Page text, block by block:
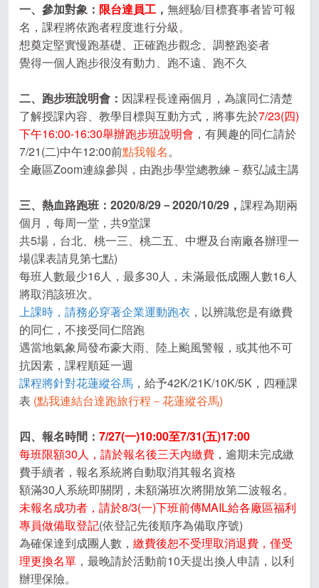
一、參加對象： 限台達員工 ， 無經驗/目標賽事者皆可報
名，課程將依跑者程度進行分級。
想奠定堅實慢跑基礎、正確跑步觀念、調整跑姿者
覺得一個人跑步很沒有動力、跑不遠、跑不久
二、跑步班說明會： 因課程長達兩個月，為讓同仁清楚
了解授課內容、教學目標與互動方式，將事先於7/23(四)
下午16:00-16:30舉辦跑步班說明會 ，有興趣的同仁請於
7/21(二)中午12:00前點我報名。
全廠區Zoom連線參與，由跑步學堂總教練－蔡弘誠主講
三、熱血路跑班：2020/8/29－2020/10/29， 課程為期兩
個月，每周一堂，共9堂課
共5場，台北、桃一三、桃二五、中壢及台南廠各辦理一
場(課表請見第七點)
每班人數最少16人，最多30人，未滿最低成團人數16人
將取消該班次。
上課時，請務必穿著企業運動跑衣 ，以辨識您是有繳費
的同仁，不接受同仁陪跑
遇當地氣象局發布豪大雨、陸上颱風警報，或其他不可
抗因素，課程順延一週
課程將針對花蓮縱谷馬 ，給予42K/21K/10K/5K，四種課
表 (點我連結台達跑旅行程－花蓮縱谷馬)
四、報名時間： 7/27(一)10:00至7/31(五)17:00
每班限額30人，請於報名後三天內繳費 ，逾期未完成繳
費手續者，報名系統將自動取消其報名資格
額滿30人系統即關閉，未額滿班次將開放第二波報名。
未報名成功者，請於8/3(一)下班前傳MAIL給各廠區福利
專員做備取登記(依登記先後順序為備取序號)
為確保達到成團人數， 繳費後恕不受理取消退費，僅受
理更換名單 ，最晚請於活動前10天提出換人申請，以利
辦理保險。